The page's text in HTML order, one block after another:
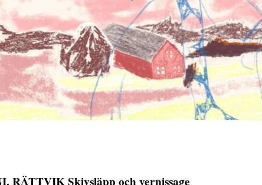
RÄTTVIK Skivsläpp och vernissage